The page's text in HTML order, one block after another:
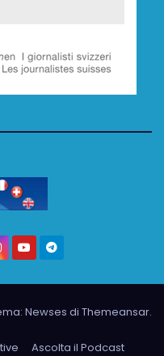
Newses di Themeansar.
Ascolta il Podcast